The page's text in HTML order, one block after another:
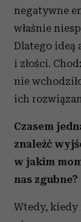
negatywne
właśnie
Dlatego ideą
i złości.
nie
ich
Czasem
znaleźć
w jakim
nas zgubne?
Wtedy, kiedy